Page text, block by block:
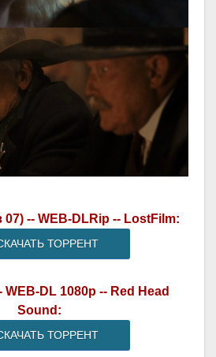
-- WEB-DLRip -- LostFilm:
ТОРРЕНТ
DL 1080p -- Red Head
Sound:
ТОРРЕНТ